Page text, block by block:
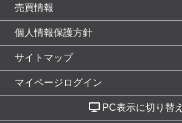
売買情報
個人情報保護方針
サイトマップ
マイページログイン
PC表示に切り替え